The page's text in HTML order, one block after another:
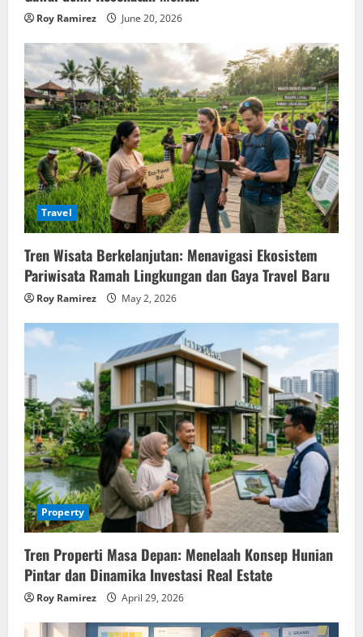
Roy Ramirez June 20, 2026
Travel
Tren Wisata Berkelanjutan: Menavigasi Ekosistem
Pariwisata Ramah Lingkungan dan Gaya Travel Baru
Roy Ramirez May 2, 2026
Property
Tren Properti Masa Depan: Menelaah Konsep Hunian
Pintar dan Dinamika Investasi Real Estate
Roy Ramirez April 29, 2026